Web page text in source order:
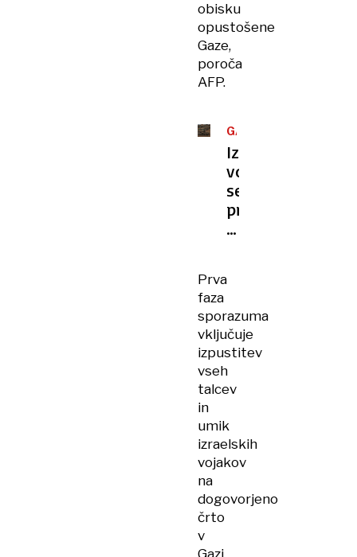
obisku
opustošene
Gaze,
poroča
AFP.
GAZA
Izraelska
vojska
se
pripravlja
na
Prva
faza
sporazuma
vključuje
izpustitev
vseh
talcev
in
umik
izraelskih
vojakov
na
dogovorjeno
črto
v
Gazi.